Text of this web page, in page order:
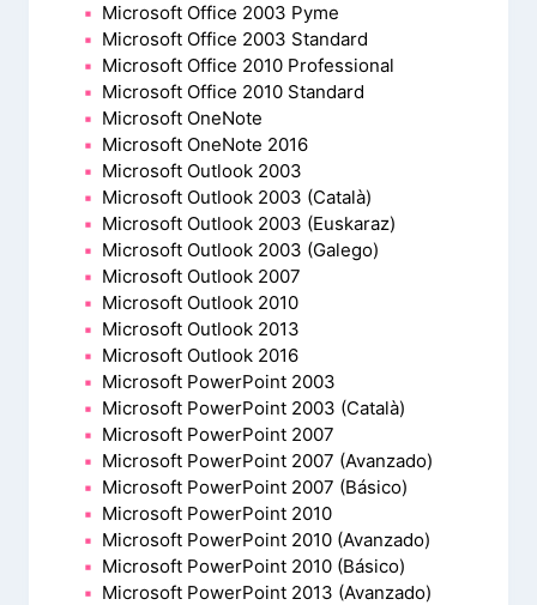
Microsoft Office 2003 Pyme
Microsoft Office 2003 Standard
Microsoft Office 2010 Professional
Microsoft Office 2010 Standard
Microsoft OneNote
Microsoft OneNote 2016
Microsoft Outlook 2003
Microsoft Outlook 2003 (Català)
Microsoft Outlook 2003 (Euskaraz)
Microsoft Outlook 2003 (Galego)
Microsoft Outlook 2007
Microsoft Outlook 2010
Microsoft Outlook 2013
Microsoft Outlook 2016
Microsoft PowerPoint 2003
Microsoft PowerPoint 2003 (Català)
Microsoft PowerPoint 2007
Microsoft PowerPoint 2007 (Avanzado)
Microsoft PowerPoint 2007 (Básico)
Microsoft PowerPoint 2010
Microsoft PowerPoint 2010 (Avanzado)
Microsoft PowerPoint 2010 (Básico)
Microsoft PowerPoint 2013 (Avanzado)